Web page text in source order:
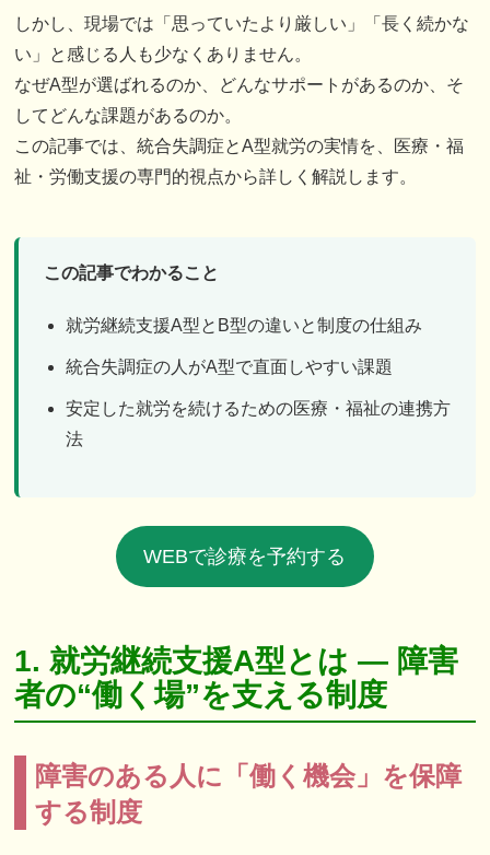
しかし、現場では「思っていたより厳しい」「長く続かな
い」と感じる人も少なくありません。
なぜA型が選ばれるのか、どんなサポートがあるのか、そ
してどんな課題があるのか。
この記事では、統合失調症とA型就労の実情を、医療・福
祉・労働支援の専門的視点から詳しく解説します。
この記事でわかること
就労継続支援A型とB型の違いと制度の仕組み
統合失調症の人がA型で直面しやすい課題
安定した就労を続けるための医療・福祉の連携方
法
WEBで診療を予約する
1. 就労継続支援A型とは ― 障害
者の“働く場”を支える制度
障害のある人に「働く機会」を保障
する制度